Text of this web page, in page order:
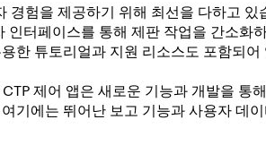
험을 제공하기 위해 최선을 다하고
터페이스를 통해 제판 작업을 간소화
한 튜토리얼과 지원 리소스도 포함되어
제어 앱은 새로운 기능과 개발을 통
기에는 뛰어난 보고 기능과 사용자 데